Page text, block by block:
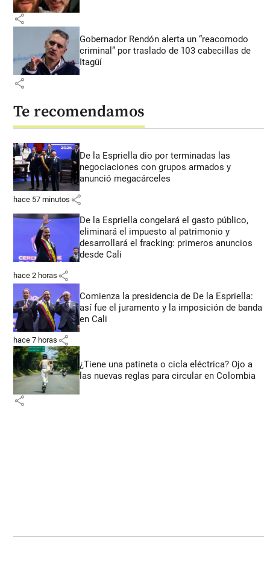
share
Gobernador Rendón alerta un “reacomodo
criminal” por traslado de 103 cabecillas de
Itagüí
share
Te recomendamos
De la Espriella dio por terminadas las
negociaciones con grupos armados y
anunció megacárceles
hace 57 minutos share
De la Espriella congelará el gasto público,
eliminará el impuesto al patrimonio y
desarrollará el fracking: primeros anuncios
desde Cali
hace 2 horas share
Comienza la presidencia de De la Espriella:
así fue el juramento y la imposición de banda
en Cali
hace 7 horas share
¿Tiene una patineta o cicla eléctrica? Ojo a
las nuevas reglas para circular en Colombia
share